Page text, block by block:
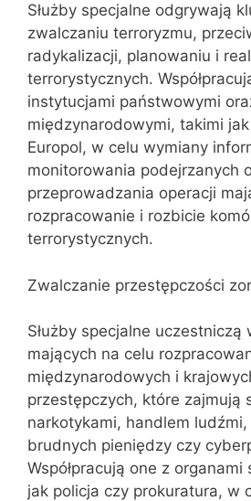
Służby specjalne odgrywają
zwalczaniu terroryzmu,
radykalizacji, planowaniu i
terrorystycznych.
instytucjami państwowymi
międzynarodowymi, takimi
Europol, w celu wymiany
monitorowania podejrzanych
przeprowadzania operacji
rozpracowanie i rozbicie
terrorystycznych.
Zwalczanie przestępczości
Służby specjalne uczestniczą
mających na celu
międzynarodowych i
przestępczych, które zajmują
narkotykami, handlem ludźmi,
brudnych pieniędzy czy
Współpracują one z organami
jak policja czy prokuratura, w